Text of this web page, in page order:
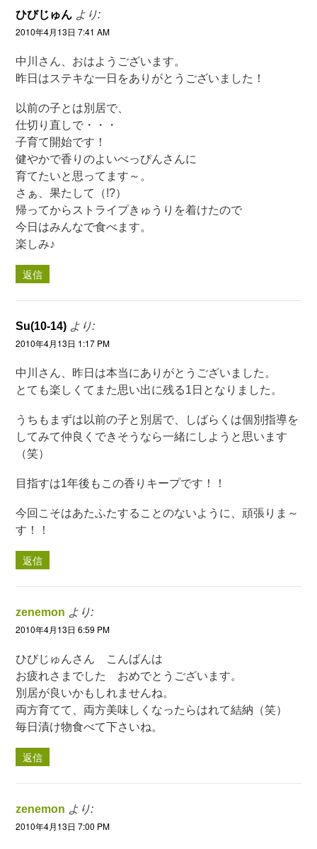
ひびじゅん より:
2010年4月13日 7:41 AM
中川さん、おはようございます。
昨日はステキな一日をありがとうございました！
以前の子とは別居で、
仕切り直しで・・・
子育て開始です！
健やかで香りのよいべっぴんさんに
育てたいと思ってます～。
さぁ、果たして（!?）
帰ってからストライプきゅうりを着けたので
今日はみんなで食べます。
楽しみ♪
返信
Su(10-14) より:
2010年4月13日 1:17 PM
中川さん、昨日は本当にありがとうございました。
とても楽しくてまた思い出に残る1日となりました。
うちもまずは以前の子と別居で、しばらくは個別指導を
してみて仲良くできそうなら一緒にしようと思います
（笑）
目指すは1年後もこの香りキープです！！
今回こそはあたふたすることのないように、頑張りま～
す！！
返信
zenemon より:
2010年4月13日 6:59 PM
ひびじゅんさん こんばんは
お疲れさまでした おめでとうございます。
別居が良いかもしれませんね。
両方育てて、両方美味しくなったらはれて結納（笑）
毎日漬け物食べて下さいね。
返信
zenemon より:
2010年4月13日 7:00 PM